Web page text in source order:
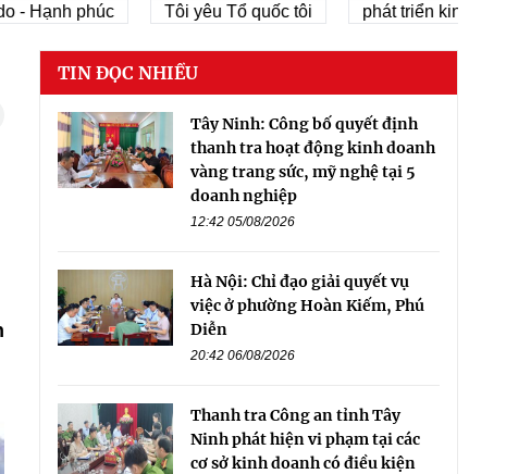
phúc Tôi yêu Tổ quốc tôi phát triển kinh tế tư nhân
TIN ĐỌC NHIỀU
Tây Ninh: Công bố quyết định
thanh tra hoạt động kinh doanh
vàng trang sức, mỹ nghệ tại 5
doanh nghiệp
12:42 05/08/2026
Hà Nội: Chỉ đạo giải quyết vụ
việc ở phường Hoàn Kiếm, Phú
Diễn
20:42 06/08/2026
Thanh tra Công an tỉnh Tây
Ninh phát hiện vi phạm tại các
cơ sở kinh doanh có điều kiện